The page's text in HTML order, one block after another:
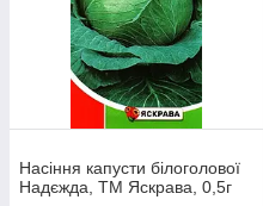
Насіння капусти білоголової
Надєжда, ТМ Яскрава, 0,5г